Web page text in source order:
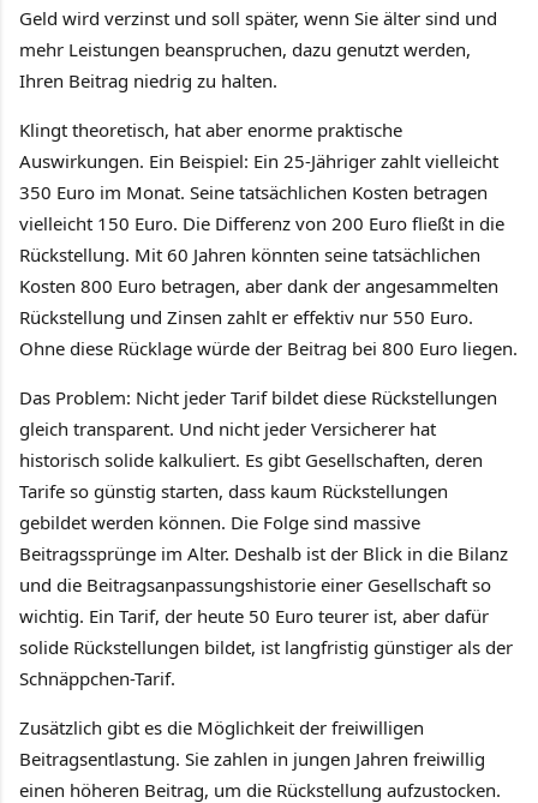
Geld wird verzinst und soll später, wenn Sie älter sind und
mehr Leistungen beanspruchen, dazu genutzt werden,
Ihren Beitrag niedrig zu halten.
Klingt theoretisch, hat aber enorme praktische
Auswirkungen. Ein Beispiel: Ein 25-Jähriger zahlt vielleicht
350 Euro im Monat. Seine tatsächlichen Kosten betragen
vielleicht 150 Euro. Die Differenz von 200 Euro fließt in die
Rückstellung. Mit 60 Jahren könnten seine tatsächlichen
Kosten 800 Euro betragen, aber dank der angesammelten
Rückstellung und Zinsen zahlt er effektiv nur 550 Euro.
Ohne diese Rücklage würde der Beitrag bei 800 Euro liegen.
Das Problem: Nicht jeder Tarif bildet diese Rückstellungen
gleich transparent. Und nicht jeder Versicherer hat
historisch solide kalkuliert. Es gibt Gesellschaften, deren
Tarife so günstig starten, dass kaum Rückstellungen
gebildet werden können. Die Folge sind massive
Beitragssprünge im Alter. Deshalb ist der Blick in die Bilanz
und die Beitragsanpassungshistorie einer Gesellschaft so
wichtig. Ein Tarif, der heute 50 Euro teurer ist, aber dafür
solide Rückstellungen bildet, ist langfristig günstiger als der
Schnäppchen-Tarif.
Zusätzlich gibt es die Möglichkeit der freiwilligen
Beitragsentlastung. Sie zahlen in jungen Jahren freiwillig
einen höheren Beitrag, um die Rückstellung aufzustocken.